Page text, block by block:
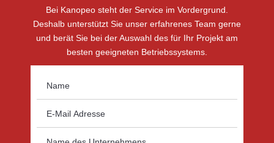
Bei Kanopeo steht der Service im Vordergrund.
Deshalb unterstützt Sie unser erfahrenes Team gerne
und berät Sie bei der Auswahl des für Ihr Projekt am
besten geeigneten Betriebssystems.